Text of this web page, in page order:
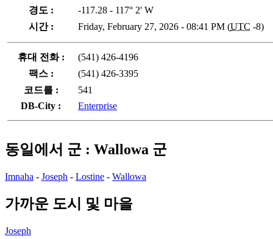
경도 :
-117.28 - 117° 2' W
시간 :
Friday, February 27, 2026 - 08:41 PM (UTC -8)
휴대 전화 :
(541) 426-4196
팩스 :
(541) 426-3395
코드를 :
541
DB-City :
Enterprise
동일에서 군 : Wallowa 군
Imnaha - Joseph - Lostine - Wallowa
가까운 도시 및 마을
Joseph